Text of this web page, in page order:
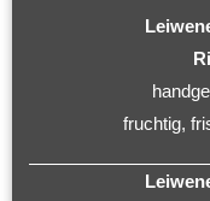
fruchtig,